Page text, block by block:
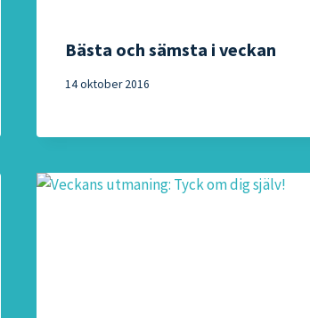
Bästa och sämsta i veckan
14 oktober 2016